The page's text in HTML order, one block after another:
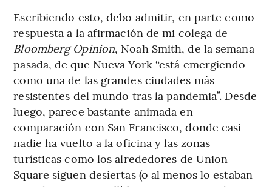
Escribiendo esto, debo admitir, en parte como
respuesta a la afirmación de mi colega de
Bloomberg Opinion, Noah Smith, de la semana
pasada, de que Nueva York “está emergiendo
como una de las grandes ciudades más
resistentes del mundo tras la pandemia”. Desde
luego, parece bastante animada en
comparación con San Francisco, donde casi
nadie ha vuelto a la oficina y las zonas
turísticas como los alrededores de Union
Square siguen desiertas (o al menos lo estaban